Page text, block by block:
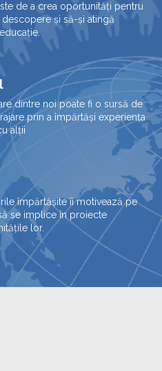
de a crea oportunități pentru
și să-și atingă
dintre noi poate fi o sursă de
prin a împărtăși experiența
alții
împărtășite îi motivează pe
se implice în proiecte
lor.